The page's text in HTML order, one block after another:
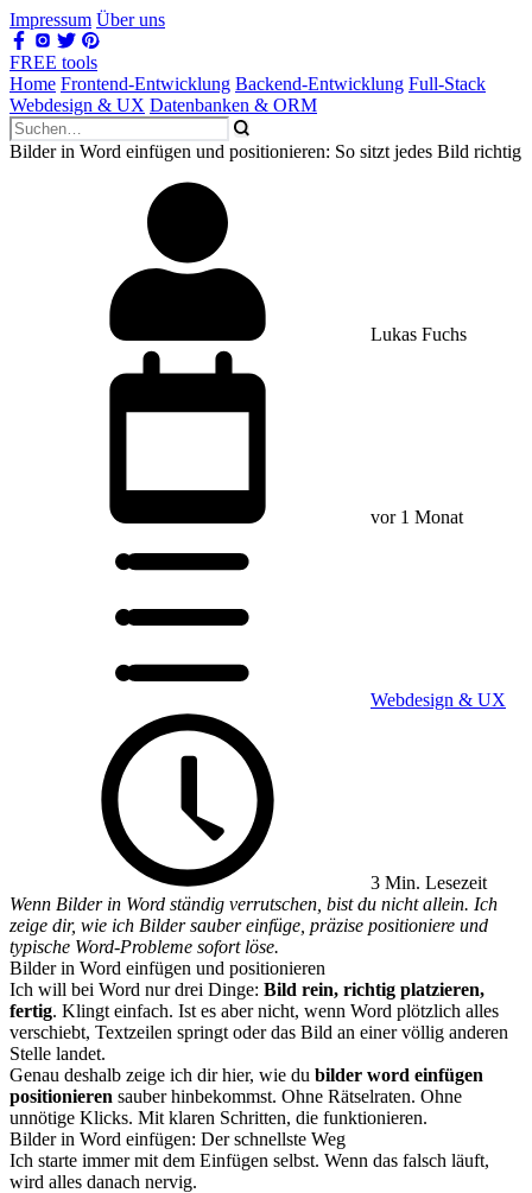
Impressum Über uns
FREE tools
Home Frontend-Entwicklung Backend-Entwicklung Full-Stack
Webdesign & UX Datenbanken & ORM
Bilder in Word einfügen und positionieren: So sitzt jedes Bild richtig
Lukas Fuchs
vor 1 Monat
Webdesign & UX
3 Min. Lesezeit
Wenn Bilder in Word ständig verrutschen, bist du nicht allein. Ich
zeige dir, wie ich Bilder sauber einfüge, präzise positioniere und
typische Word-Probleme sofort löse.
Bilder in Word einfügen und positionieren
Ich will bei Word nur drei Dinge: Bild rein, richtig platzieren,
fertig. Klingt einfach. Ist es aber nicht, wenn Word plötzlich alles
verschiebt, Textzeilen springt oder das Bild an einer völlig anderen
Stelle landet.
Genau deshalb zeige ich dir hier, wie du bilder word einfügen
positionieren sauber hinbekommst. Ohne Rätselraten. Ohne
unnötige Klicks. Mit klaren Schritten, die funktionieren.
Bilder in Word einfügen: Der schnellste Weg
Ich starte immer mit dem Einfügen selbst. Wenn das falsch läuft,
wird alles danach nervig.